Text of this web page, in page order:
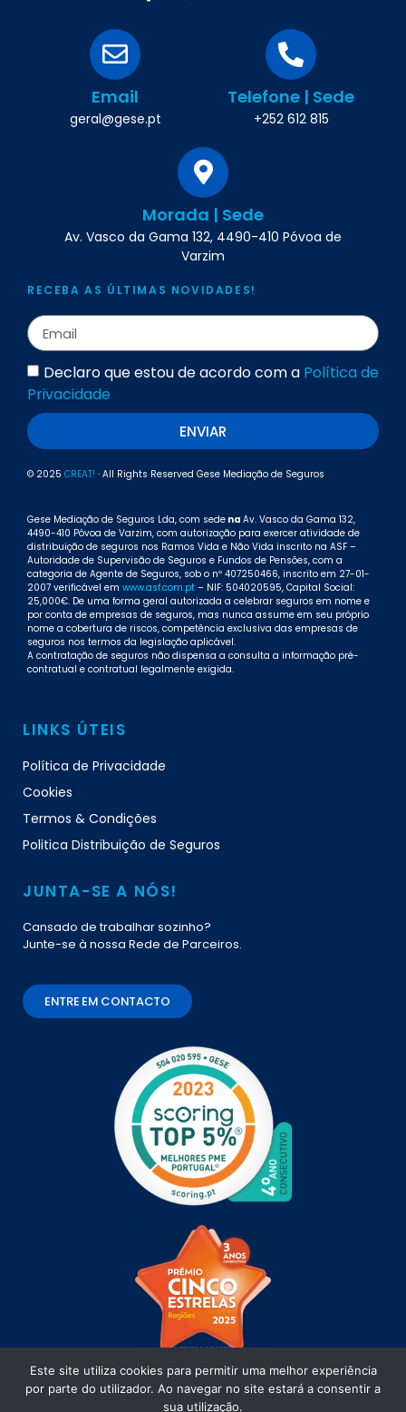
Email
geral@gese.pt
Telefone | Sede
+252 612 815
Morada | Sede
Av. Vasco da Gama 132, 4490-410 Póvoa de
Varzim
RECEBA AS ÚLTIMAS NOVIDADES!
Declaro que estou de acordo com a Política de
Privacidade
ENVIAR
© 2025 CREAT! · All Rights Reserved Gese Mediação de Seguros
Gese Mediação de Seguros Lda, com sede na Av. Vasco da Gama 132,
4490-410 Póvoa de Varzim, com autorização para exercer atividade de
distribuição de seguros nos Ramos Vida e Não Vida inscrito na ASF –
Autoridade de Supervisão de Seguros e Fundos de Pensões, com a
categoria de Agente de Seguros, sob o nº 407250466, inscrito em 27-01-
2007 verificável em www.asf.com.pt – NIF: 504020595, Capital Social:
25,000€. De uma forma geral autorizada a celebrar seguros em nome e
por conta de empresas de seguros, mas nunca assume em seu próprio
nome a cobertura de riscos, competência exclusiva das empresas de
seguros nos termos da legislação aplicável.
A contratação de seguros não dispensa a consulta a informação pré-
contratual e contratual legalmente exigida.
LINKS ÚTEIS
Política de Privacidade
Cookies
Termos & Condições
Politica Distribuição de Seguros
JUNTA-SE A NÓS!
Cansado de trabalhar sozinho?
Junte-se à nossa Rede de Parceiros.
ENTRE EM CONTACTO
Este site utiliza cookies para permitir uma melhor experiência
por parte do utilizador. Ao navegar no site estará a consentir a
sua utilização.